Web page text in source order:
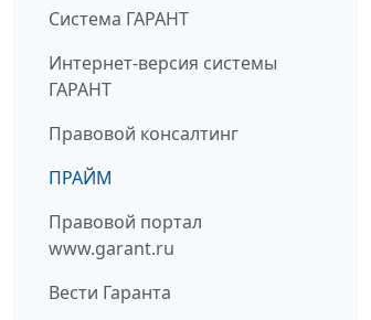
Система ГАРАНТ
Интернет-версия системы
ГАРАНТ
Правовой консалтинг
ПРАЙМ
Правовой портал
www.garant.ru
Вести Гаранта